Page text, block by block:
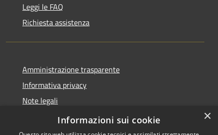
Leggi le FAQ
Richiesta assistenza
Amministrazione trasparente
Informativa privacy
Note legali
Dichiarazione di accessibilità
×
Informazioni sui cookie